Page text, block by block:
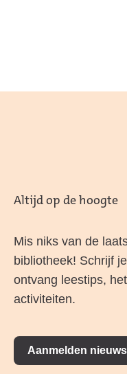
Altijd op de hoogte
Mis niks van de
bibliotheek! Schrijf
ontvang leestips,
activiteiten.
Aanmelden